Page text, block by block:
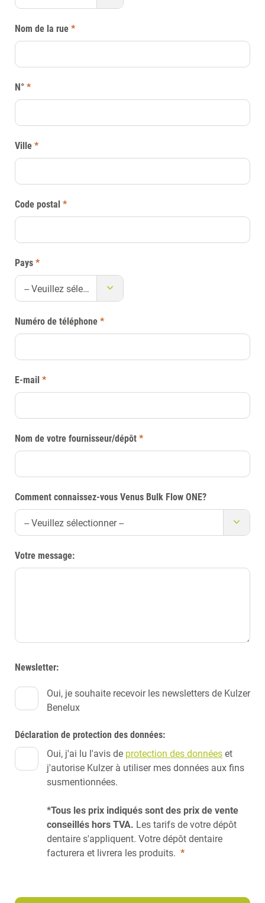
Nom de la rue *
N° *
Ville *
Code postal *
-- Veuillez sélectionner --
Pays *
Numéro de téléphone *
E-mail *
Nom de votre fournisseur/dépôt *
-- Veuillez sélectionner --
Comment connaissez-vous Venus Bulk Flow ONE?
Votre message:
Newsletter:
Oui, je souhaite recevoir les newsletters de Kulzer
Benelux
Déclaration de protection des données:
Oui, j'ai lu l'avis de protection des données et
j'autorise Kulzer à utiliser mes données aux fins
susmentionnées.
*Tous les prix indiqués sont des prix de vente
conseillés hors TVA. Les tarifs de votre dépôt
dentaire s'appliquent. Votre dépôt dentaire
facturera et livrera les produits. *